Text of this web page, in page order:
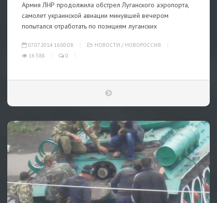
Армия ЛНР продолжила обстрел Луганского аэропорта,
самолет украинской авиации минувшей вечером
попытался отработать по позициям луганских
07.07.2014 16:00:08 НОВОСТИ / НОВОРОССИЯ
16 588
0